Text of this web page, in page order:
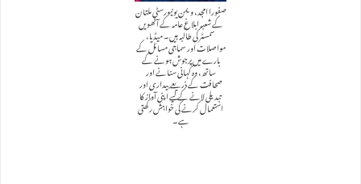
صفورا امجد، ویمن یونیورسٹی ملتان
کے شعبہ ابلاغ عامہ کے آٹھویں
سمسٹر کی طالبہ ہیں۔ میڈیا،
مواصلات اور سماجی مسائل کے
بارے میں پرجوش ہونے کے
ساتھ، وہ کہانی سنانے اور
صحافت کے ذریعے بیداری اور
تبدیلی لانے کے لیے اپنی آواز کا
استعمال کرنے کی خواہش رکھتی
ہے۔